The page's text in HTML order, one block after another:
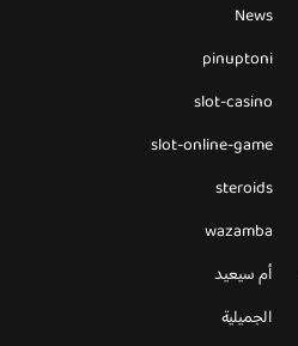
News
pinuptoni
slot-casino
slot-online-game
steroids
wazamba
أم سيعيد
الجميلية